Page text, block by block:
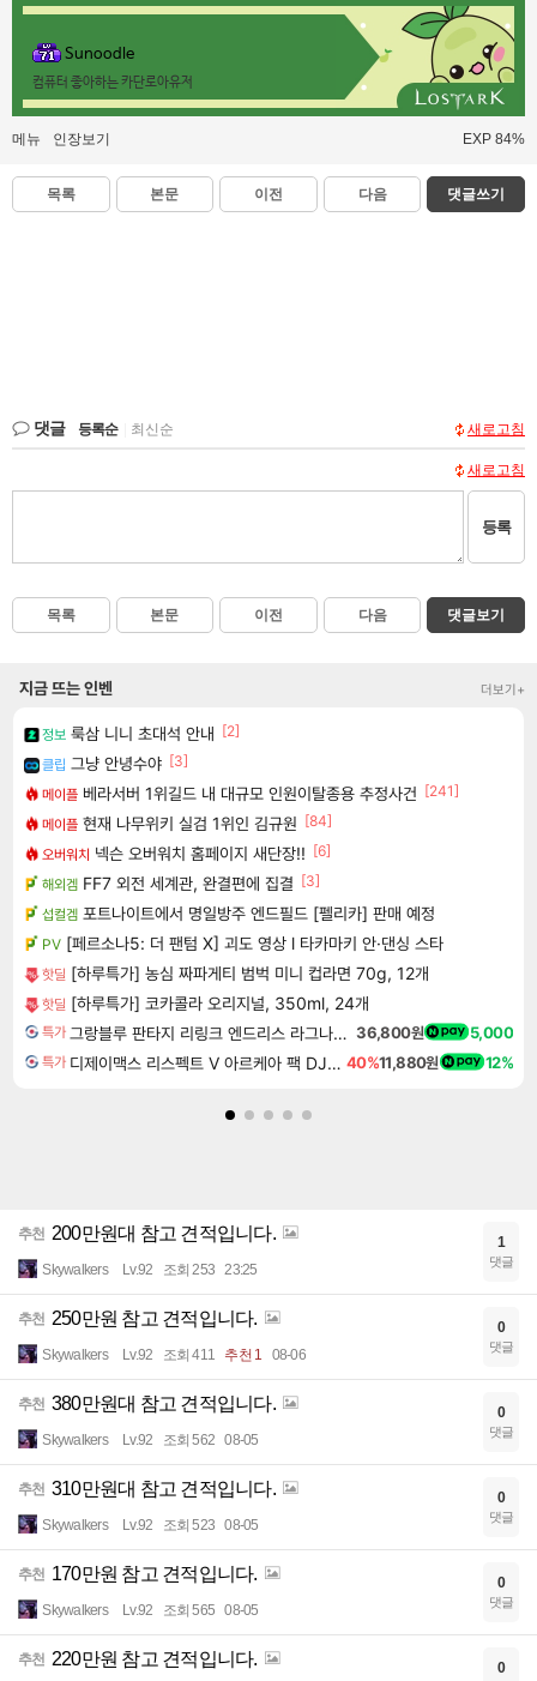
Sunoodle
컴퓨터 좋아하는 카단로아유저
메뉴 인장보기 EXP 84%
목록 본문 이전 다음 댓글쓰기
댓글 등록순 최신순 새로고침
새로고침
등록
목록 본문 이전 다음 댓글보기
지금 뜨는 인벤 더보기+
정보 룩삼 니니 초대석 안내 [2]
클립 그냥 안녕수야 [3]
메이플 베라서버 1위길드 내 대규모 인원이탈종용 추정사건 [241]
메이플 현재 나무위키 실검 1위인 김규원 [84]
오버워치 넥슨 오버워치 홈페이지 새단장!! [6]
해외겜 FF7 외전 세계관, 완결편에 집결 [3]
섭컬겜 포트나이트에서 명일방주 엔드필드 [펠리카] 판매 예정
PV [페르소나5: 더 팬텀 X] 괴도 영상 l 타카마키 안·댄싱 스타
핫딜 [하루특가] 농심 짜파게티 범벅 미니 컵라면 70g, 12개
핫딜 [하루특가] 코카콜라 오리지널, 350ml, 24개
특가 그랑블루 판타지 리링크 엔드리스 라그나로크 업그레이드 킷 Granblue Fantasy Relink Endless Ragnarok Upgrade Kit DLC 36,800원 5,000
특가 디제이맥스 리스펙트 V 아르케아 팩 DJMAX RESPECT V Arcaea Pack DLC 40%11,880원 12%
추천 200만원대 참고 견적입니다.
Skywalkers Lv.92 조회 253 23:25
1
댓글
추천 250만원 참고 견적입니다.
Skywalkers Lv.92 조회 411 추천 1 08-06
0
댓글
추천 380만원대 참고 견적입니다.
Skywalkers Lv.92 조회 562 08-05
0
댓글
추천 310만원대 참고 견적입니다.
Skywalkers Lv.92 조회 523 08-05
0
댓글
추천 170만원 참고 견적입니다.
Skywalkers Lv.92 조회 565 08-05
0
댓글
추천 220만원 참고 견적입니다. 0